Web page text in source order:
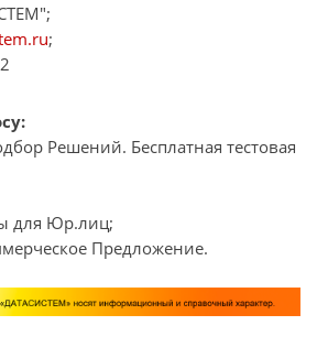
;
Решений. Бесплатная тестовая
для Юр.лиц;
Предложение.